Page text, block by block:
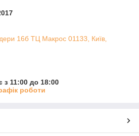
16б ТЦ Макрос 01133, Київ,
з 11:00 до 18:00
роботи